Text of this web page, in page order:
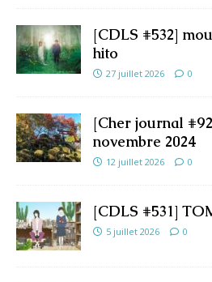
[CDLS #532]
hito
27 juillet 2026 0
[Cher journal
novembre 2024
12 juillet 2026 0
[CDLS #531]
5 juillet 2026 0